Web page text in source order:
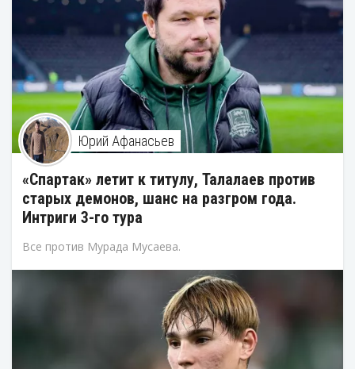
Юрий Афанасьев
«Спартак» летит к титулу, Талалаев против
старых демонов, шанс на разгром года.
Интриги 3-го тура
Все против Мурада Мусаева.